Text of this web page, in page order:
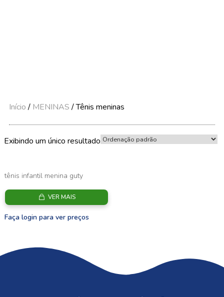
Início/ MENINAS/ Tênis meninas
Exibindo um único resultado
tênis infantil menina guty
VER MAIS
Faça login para ver preços